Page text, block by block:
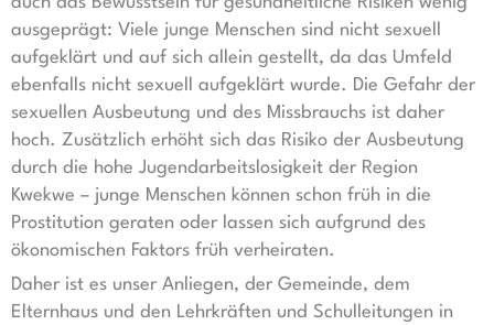
ausgeprägt: Viele junge Menschen sind nicht sexuell
aufgeklärt und auf sich allein gestellt, da das Umfeld
ebenfalls nicht sexuell aufgeklärt wurde. Die Gefahr der
sexuellen Ausbeutung und des Missbrauchs ist daher
hoch. Zusätzlich erhöht sich das Risiko der Ausbeutung
durch die hohe Jugendarbeitslosigkeit der Region
Kwekwe – junge Menschen können schon früh in die
Prostitution geraten oder lassen sich aufgrund des
ökonomischen Faktors früh verheiraten.
Daher ist es unser Anliegen, der Gemeinde, dem
Elternhaus und den Lehrkräften und Schulleitungen in